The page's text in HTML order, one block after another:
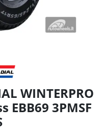
WINTERPRO
EBB69 3PMSF